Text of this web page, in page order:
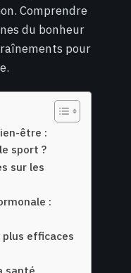
Comprendre
du bonheur
pour
être :
sport ?
sur les
:
efficaces
santé